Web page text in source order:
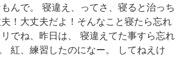
んで。 寝違え、ってさ、寝ると治っち
！大丈夫だよ！そんなこと寝たら忘れ
でね、昨日は、 寝違えてた事すら忘れ
紅、練習したのになー。 してねえけ